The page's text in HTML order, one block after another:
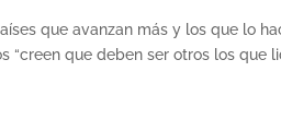
que avanzan más y los que lo
“creen que deben ser otros los que